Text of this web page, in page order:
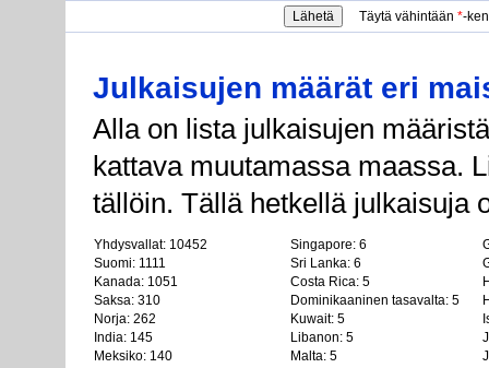
Täytä vähintään *-
Julkaisujen määrät eri
Alla on lista julkaisujen
kattava muutamassa maassa.
tällöin. Tällä hetkellä julkaisuja
Yhdysvallat: 10452
Suomi: 1111
Kanada: 1051
Saksa: 310
Norja: 262
India: 145
Meksiko: 140
Singapore: 6
Sri Lanka: 6
Costa Rica: 5
Dominikaaninen tasavalta: 5
Kuwait: 5
Libanon: 5
Malta: 5